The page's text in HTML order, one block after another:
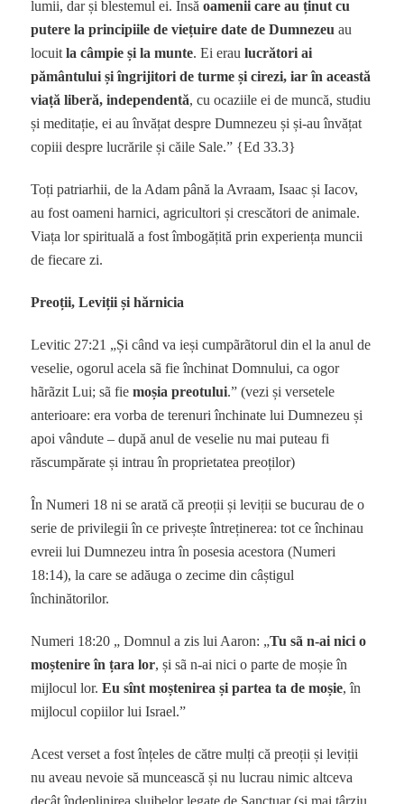
lumii, dar și blestemul ei. Însăoamenii care au ținut cu
putere la principiile de viețuire date de Dumnezeu au
locuit la câmpie și la munte. Ei eraulucrători ai
pământului și îngrijitori de turme și cirezi, iar în această
viață liberă, independentă, cu ocaziile ei de muncă, studiu
și meditație, ei au învățat despre Dumnezeu și și-au învățat
copiii despre lucrările și căile Sale.” {Ed 33.3}
Toți patriarhii, de la Adam până la Avraam, Isaac și Iacov,
au fost oameni harnici, agricultori și crescători de animale.
Viața lor spirituală a fost îmbogățită prin experiența muncii
de fiecare zi.
Preoții, Leviții și hărnicia
Levitic 27:21 „Și când va ieși cumpãrãtorul din el la anul de
veselie, ogorul acela sã fie închinat Domnului, ca ogor
hãrãzit Lui; sã fiemoșia preotului.” (vezi și versetele
anterioare: era vorba de terenuri închinate lui Dumnezeu și
apoi vândute – după anul de veselie nu mai puteau fi
răscumpărate și intrau în proprietatea preoților)
În Numeri 18 ni se arată că preoții și leviții se bucurau de o
serie de privilegii în ce privește întreținerea: tot ce închinau
evreii lui Dumnezeu intra în posesia acestora (Numeri
18:14), la care se adăuga o zecime din câștigul
închinătorilor.
Numeri 18:20 „ Domnul a zis lui Aaron: „Tu sã n-ai nici o
moștenire în țara lor, și sã n-ai nici o parte de moșie în
mijlocul lor. Eu sînt moștenirea și partea ta de moșie, în
mijlocul copiilor lui Israel.”
Acest verset a fost înțeles de către mulți că preoții și leviții
nu aveau nevoie să muncească și nu lucrau nimic altceva